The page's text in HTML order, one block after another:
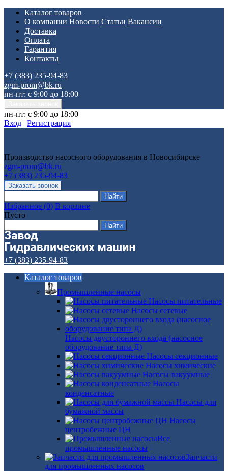
Каталог товаров
О компании Новости Статьи Вакансии
Доставка
Оплата
Гарантия
Контакты
+7 (383) 235-94-83
zgm-prom@bk.ru
пн-пт: с 9:00 до 18:00
пн-пт: с 9:00 до 18:00
Вход | Регистрация
Производство насосного оборудования в Новосибирске
zgm-prom@bk.ru
+7 (383) 235-94-83
Избранное (0) В корзине
Пусто
+7 (383) 235-94-83
Каталог товаров
Промышленные насосы
Насосы питательные
Насосы сетевые
Насосы двустороннего входа (насосное
оборудование типа Д)
Насосы секционные
Насосы химические
Насосы вакуумные
Насосы
конденсатные
Насосы для
бумажной массы
Насосы
центробежные ЦН
Все
промышленные насосы
Запчасти
для промышленных насосов